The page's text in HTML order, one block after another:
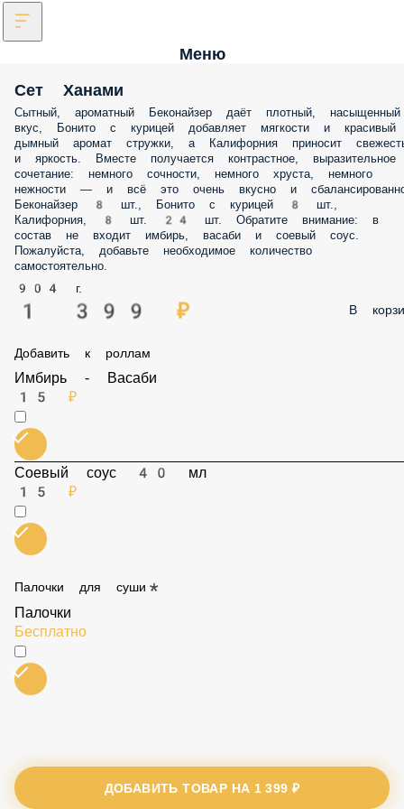
Меню
Сет Ханами
Сытный, ароматный Беконайзер даёт плотный, насыщенный
вкус, Бонито с курицей добавляет мягкости и красивый
дымный аромат стружки, а Калифорния приносит
и яркость. Вместе получается контрастное, выразительное
сочетание: немного сочности, немного хруста, немного
нежности — и всё это очень вкусно и
Беконайзер 8 шт., Бонито с курицей 8 шт.,
Калифорния, 8 шт. 24 шт. Обратите внимание: в
состав не входит имбирь, васаби и соевый соус.
Пожалуйста, добавьте необходимое количество
самостоятельно.
904 г.
1 399 ₽ В
Добавить к роллам
Имбирь - Васаби
15 ₽
Соевый соус 40 мл
15 ₽
Палочки для суши*
Палочки
Бесплатно
ДОБАВИТЬ ТОВАР НА 1 399 ₽